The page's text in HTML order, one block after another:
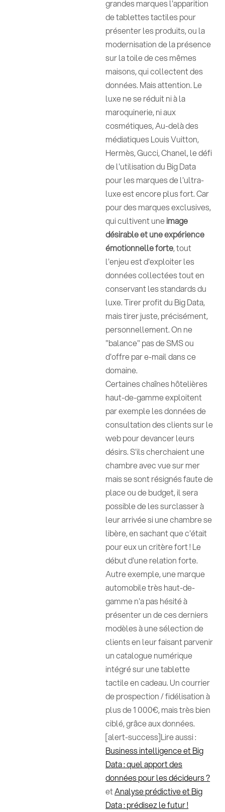
grandes marques l'apparition
de tablettes tactiles pour
présenter les produits, ou la
modernisation de la présence
sur la toile de ces mêmes
maisons, qui collectent des
données. Mais attention. Le
luxe ne se réduit ni à la
maroquinerie, ni aux
cosmétiques, Au-delà des
médiatiques Louis Vuitton,
Hermès, Gucci, Chanel, le défi
de l'utilisation du Big Data
pour les marques de l'ultra-
luxe est encore plus fort. Car
pour des marques exclusives,
qui cultivent uneimage
désirable et une expérience
émotionnelle forte, tout
l'enjeu est d'exploiter les
données collectées tout en
conservant les standards du
luxe. Tirer profit du Big Data,
mais tirer juste, précisément,
personnellement. On ne
"balance" pas de SMS ou
d'offre par e-mail dans ce
domaine.
Certaines chaînes hôtelières
haut-de-gamme exploitent
par exemple les données de
consultation des clients sur le
web pour devancer leurs
désirs. S'ils cherchaient une
chambre avec vue sur mer
mais se sont résignés faute de
place ou de budget, il sera
possible de les surclasser à
leur arrivée si une chambre se
libère, en sachant que c'était
pour eux un critère fort ! Le
début d'une relation forte.
Autre exemple, une marque
automobile très haut-de-
gamme n'a pas hésité à
présenter un de ces derniers
modèles à une sélection de
clients en leur faisant parvenir
un catalogue numérique
intégré sur une tablette
tactile en cadeau. Un courrier
de prospection / fidélisation à
plus de 1 000€, mais très bien
ciblé, grâce aux données.
[alert-success]Lire aussi :
Business intelligence et Big
Data : quel apport des
données pour les décideurs ?
etAnalyse prédictive et Big
Data : prédisez le futur !